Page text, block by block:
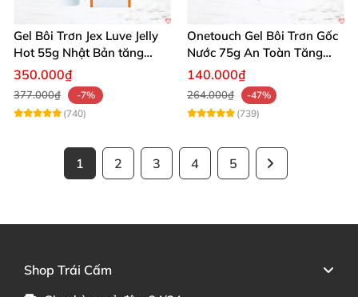
Gel Bôi Trơn Jex Luve Jelly
Hot 55g Nhật Bản tăng
khoái cảm nữ dễ sử dụng
350.000₫
377.000₫
-7%
(740)
Onetouch Gel Bôi Trơn Gốc
Nước 75g An Toàn Tăng
Khoái Cảm
140.000₫
264.000₫
-47%
(739)
1 2 3 4 5
Shop Trái Cấm